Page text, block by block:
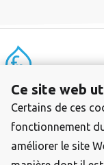
Menu
Pied
de
page
A propos de Drupal
Charte de confidentialité
Contact
2023 Drupal France
Ce site web
Certains de ces
fonctionnement
améliorer le site